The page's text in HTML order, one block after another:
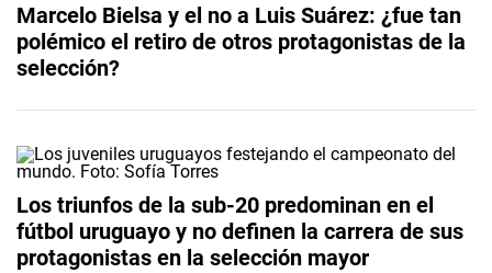
Marcelo Bielsa y el no a Luis Suárez: ¿fue tan
polémico el retiro de otros protagonistas de la
selección?
Los triunfos de la sub-20 predominan en el
fútbol uruguayo y no definen la carrera de sus
protagonistas en la selección mayor